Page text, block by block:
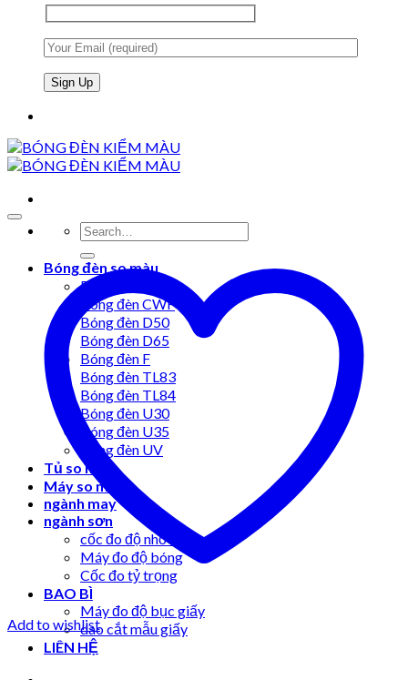
Bóng đèn so màu
Bóng đèn A
Bóng đèn CWF
Bóng đèn D50
Bóng đèn D65
Bóng đèn F
Bóng đèn TL83
Bóng đèn TL84
Bóng đèn U30
Bóng đèn U35
Bóng đèn UV
Tủ so màu
Máy so màu
ngành may
ngành sơn
cốc đo độ nhớt
Máy đo độ bóng
Cốc đo tỷ trọng
BAO BÌ
Máy đo độ bục giấy
dao cắt mẫu giấy
LIÊN HỆ
Add to wishlist